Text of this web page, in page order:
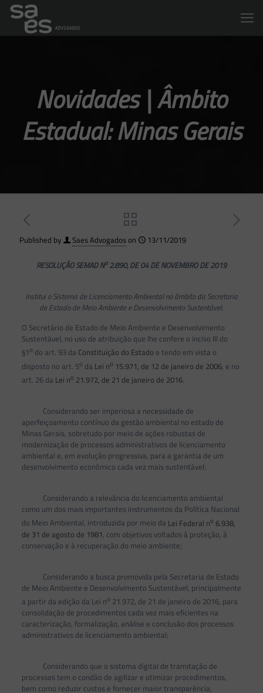
Novidades | Âmbito
Estadual: Minas Gerais
Published by Saes Advogadoson 13/11/2019
RESOLUÇÃO SEMAD No2.890, DE 04 DE NOVEMBRO DE 2019
Institui o Sistema de Licenciamento Ambiental no âmbito da Secretaria
de Estado de Meio Ambiente e Desenvolvimento Sustentável.
O Secretário de Estado de Meio Ambiente e Desenvolvimento
Sustentável, no uso de atribuição que lhe confere o inciso III do
§1o do art. 93 da Constituição do Estado e tendo em vista o
disposto no art. 5o da Lei no 15.971, de 12 de janeiro de 2006, e no
art. 26 da Lei no 21.972, de 21 de janeiro de 2016.
Considerando ser imperiosa a necessidade de
aperfeiçoamento contínuo da gestão ambiental no estado de
Minas Gerais, sobretudo por meio de ações robustas de
modernização de processos administrativos de licenciamento
ambiental e, em evolução progressiva, para a garantia de um
desenvolvimento econômico cada vez mais sustentável;
Considerando a relevância do licenciamento ambiental
como um dos mais importantes instrumentos da Política Nacional
do Meio Ambiental, introduzida por meio da Lei Federal no 6.938,
de 31 de agosto de 1981, com objetivos voltados à proteção, à
conservação e à recuperação do meio ambiente;
Considerando a busca promovida pela Secretaria de Estado
de Meio Ambiente e Desenvolvimento Sustentável, principalmente
a partir da edição da Lei no 21.972, de 21 de janeiro de 2016, para
consolidação de procedimentos cada vez mais eficientes na
caracterização, formalização, análise e conclusão dos processos
administrativos de licenciamento ambiental;
Considerando que o sistema digital de tramitação de
processos tem o condão de agilizar e otimizar procedimentos,
bem como reduzir custos e fornecer maior transparência,